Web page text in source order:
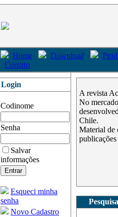
Home Download
Contato
Login
Codinome
Senha
Salvar
informações
Esqueci minha
senha
Novo Cadastro
A revista
No
Chile.
Material de